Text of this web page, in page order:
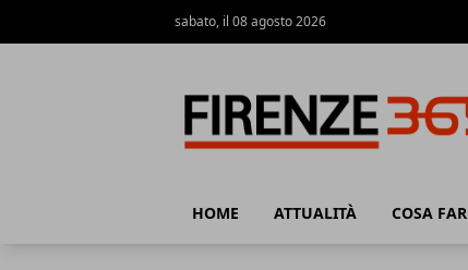
sabato, il 08 agosto 2026
HOME ATTUALITÀ COSA